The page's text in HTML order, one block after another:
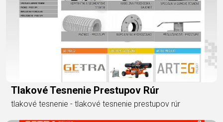
Tlakové Tesnenie Prestupov Rúr
tlakové tesnenie - tlakové tesnenie prestupov rúr